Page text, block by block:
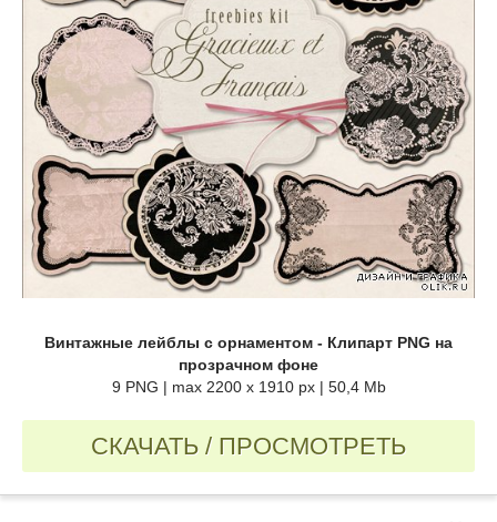
Винтажные лейблы с орнаментом - Клипарт PNG на
прозрачном фоне
9 PNG | max 2200 x 1910 px | 50,4 Mb
СКАЧАТЬ / ПРОСМОТРЕТЬ